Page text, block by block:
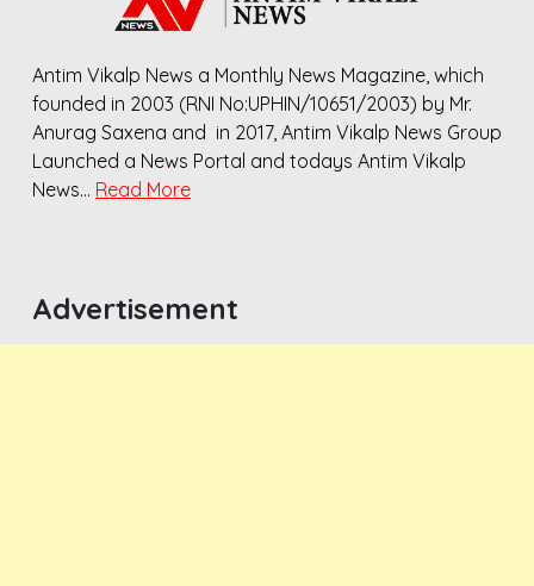
Antim Vikalp News a Monthly News Magazine, which
founded in 2003 (RNI No:UPHIN/10651/2003) by Mr.
Anurag Saxena and in 2017, Antim Vikalp News Group
Launched a News Portal and todays Antim Vikalp
News… Read More
Advertisement